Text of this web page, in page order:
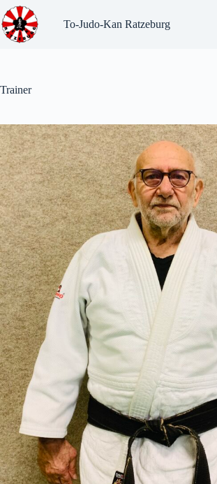
Zum
Inhalt
springen
To-Judo-Kan Ratzeburg
Trainer